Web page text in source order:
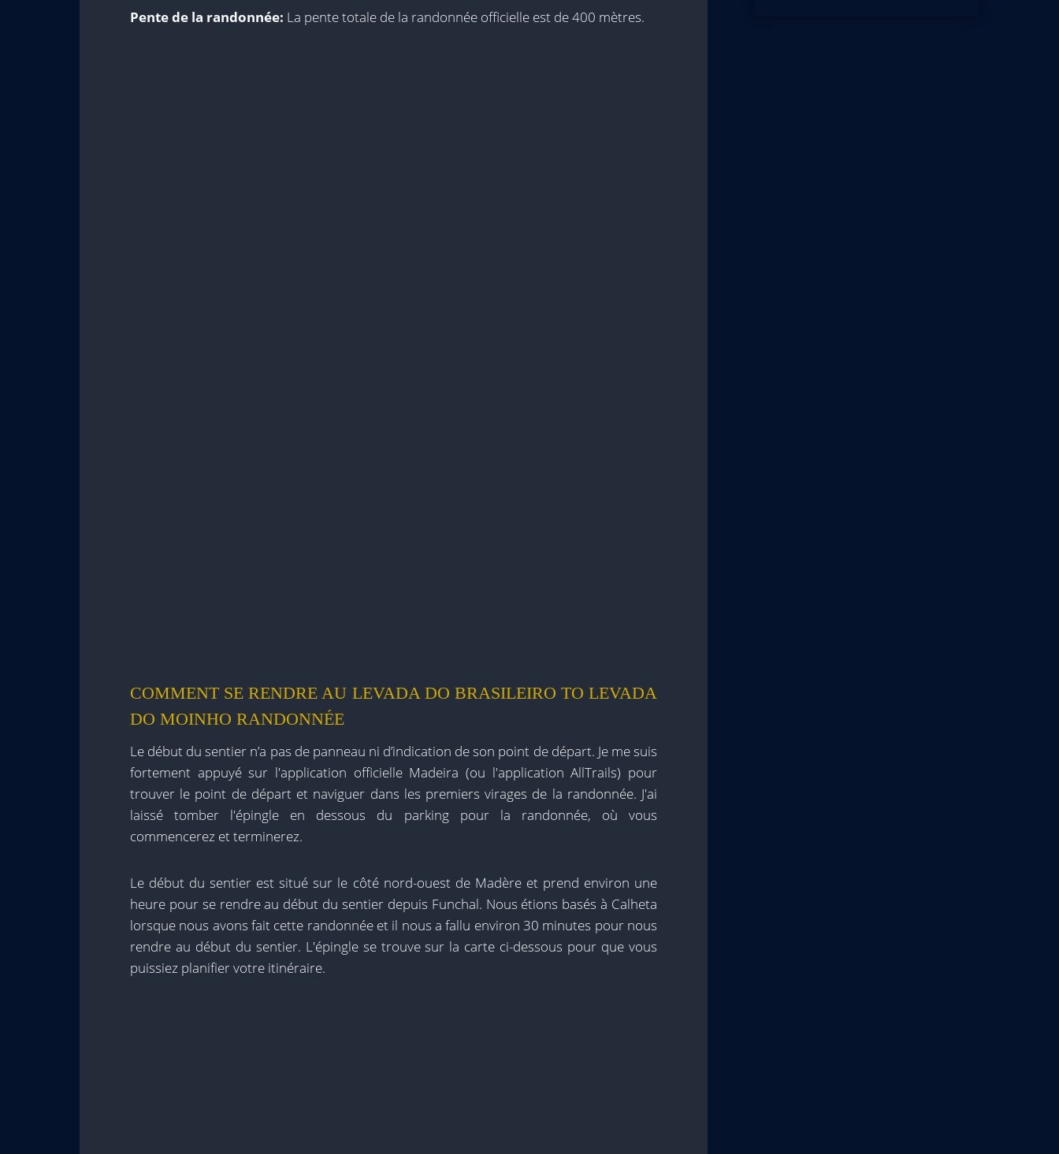
Pente de la randonnée: La pente totale de la randonnée officielle est de 400 mètres.
COMMENT SE RENDRE AU LEVADA DO BRASILEIRO TO LEVADA
DO MOINHO RANDONNÉE
Le début du sentier n’a pas de panneau ni d’indication de son point de départ. Je me suis
fortement appuyé sur l'application officielle Madeira (ou l'application AllTrails) pour
trouver le point de départ et naviguer dans les premiers virages de la randonnée. J'ai
laissé tomber l'épingle en dessous du parking pour la randonnée, où vous
commencerez et terminerez.
Le début du sentier est situé sur le côté nord-ouest de Madère et prend environ une
heure pour se rendre au début du sentier depuis Funchal. Nous étions basés à Calheta
lorsque nous avons fait cette randonnée et il nous a fallu environ 30 minutes pour nous
rendre au début du sentier. L'épingle se trouve sur la carte ci-dessous pour que vous
puissiez planifier votre itinéraire.